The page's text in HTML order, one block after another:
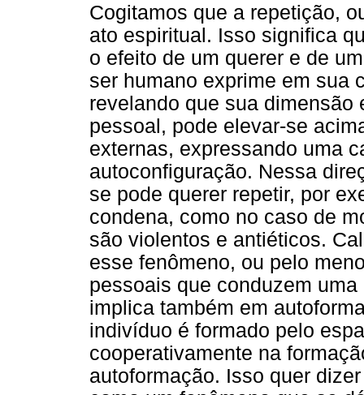
Cogitamos que a repetição,
ato espiritual. Isso significa
o efeito de um querer e de
ser humano exprime em sua
revelando que sua
pessoal, pode elevar-se
externas, expressando uma
autoconfiguração. Nessa
se pode querer repetir, por
condena, como no caso de
são violentos e antiéticos.
esse fenômeno, ou pelo
pessoais que conduzem
implica também em
indivíduo é formado pelo
cooperativamente na
autoformação. Isso quer